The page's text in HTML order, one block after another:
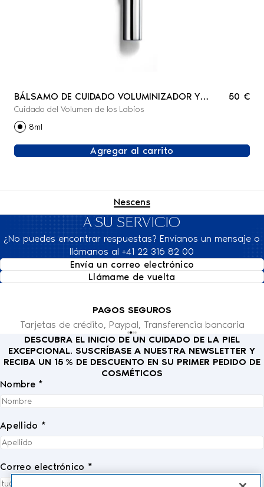
BÁLSAMO DE CUIDADO VOLUMINIZADOR Y
REAFIRMANTE - LABIOS Y CONTORNO
Cuidado del Volumen de los Labios
50 €
8ml
Agregar al carrito
Nescens
A SU SERVICIO
¿No puedes encontrar respuestas? Envíanos un mensaje o
llámanos al +41 22 316 82 00
Envía un correo electrónico
Llámame de vuelta
PAGOS SEGUROS
Tarjetas de crédito, Paypal, Transferencia bancaria
DESCUBRA EL INICIO DE UN CUIDADO DE LA PIEL
EXCEPCIONAL. SUSCRÍBASE A NUESTRA NEWSLETTER Y
RECIBA UN 15 % DE DESCUENTO EN SU PRIMER PEDIDO DE
COSMÉTICOS
Nombre *
Apellido *
Correo electrónico *